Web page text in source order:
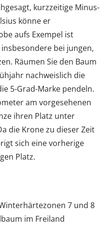
kurzzeitige Minus-
könne er
aufs Exempel ist
bei jungen,
Räumen Sie den Baum
nachweislich die
5-Grad-Marke pendeln.
am vorgesehenen
ihren Platz unter
die Krone zu dieser Zeit
sich eine vorherige
Platz.
7 und 8
im Freiland